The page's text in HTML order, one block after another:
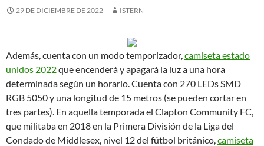
29 DE DICIEMBRE DE 2022 ISTERN
Además, cuenta con un modo temporizador,camiseta estado
unidos 2022que encenderá y apagará la luz a una hora
determinada según un horario. Cuenta con 270 LEDs SMD
RGB 5050 y una longitud de 15 metros (se pueden cortar en
tres partes). En aquella temporada el Clapton Community FC,
que militaba en 2018 en la Primera División de la Liga del
Condado de Middlesex, nivel 12 del fútbol británico,camiseta